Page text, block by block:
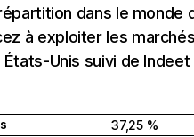
dans le
à exploiter les
Unis suivi de
37,25 %